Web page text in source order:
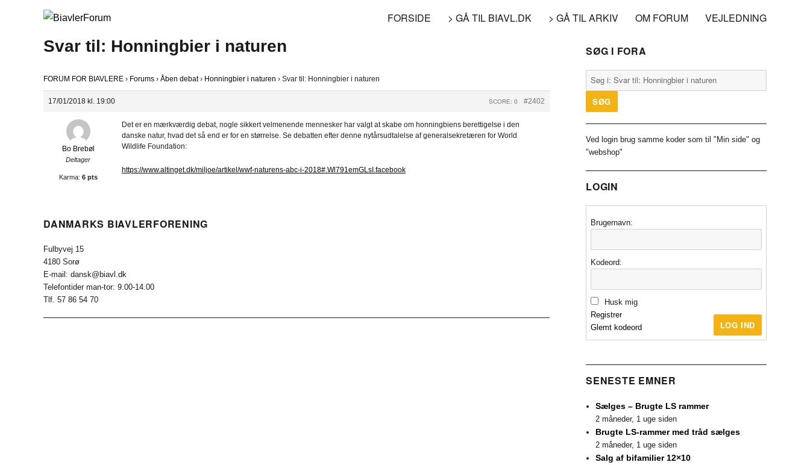
FORSIDE > GÅ TIL BIAVL.DK > GÅ TIL ARKIV OM FORUM VEJLEDNING
Svar til: Honningbier i naturen
FORUM FOR BIAVLERE › Forums › Åben debat › Honningbier i naturen › Svar til: Honningbier i naturen
17/01/2018 kl. 19:00 #2402
SCORE: 0
Bo Brebøl
Deltager
Karma: 6 pts
Det er en mærkværdig debat, nogle sikkert velmenende mennesker har valgt at skabe om honningbiens berettigelse i den
danske natur, hvad det så end er for en størrelse. Se debatten efter denne nytårsudtalelse af generalsekretæren for World
Wildlife Foundation:
https://www.altinget.dk/miljoe/artikel/wwf-naturens-abc-i-2018#.Wl791emGLsI.facebook
DANMARKS BIAVLERFORENING
Fulbyvej 15
4180 Sorø
E-mail: dansk@biavl.dk
Telefontider man-tor: 9.00-14.00
Tlf. 57 86 54 70
SØG I FORA
Ved login brug samme koder som til "Min side" og
"webshop"
LOGIN
Brugernavn:
Kodeord:
Husk mig
LOG IND
Registrer
Glemt kodeord
SENESTE EMNER
Sælges – Brugte LS rammer
2 måneder, 1 uge siden
Brugte LS-rammer med tråd sælges
2 måneder, 1 uge siden
Salg af bifamilier 12×10